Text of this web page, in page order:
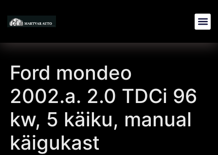
Ford mondeo
2002.a. 2.0 TDCi 96
kw, 5 käiku, manual
käigukast